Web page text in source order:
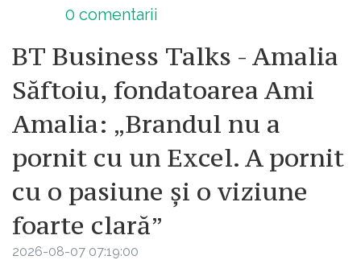
0 comentarii
BT Business Talks - Amalia
Săftoiu, fondatoarea Ami
Amalia: „Brandul nu a
pornit cu un Excel. A pornit
cu o pasiune și o viziune
foarte clară”
2026-08-07 07:19:00